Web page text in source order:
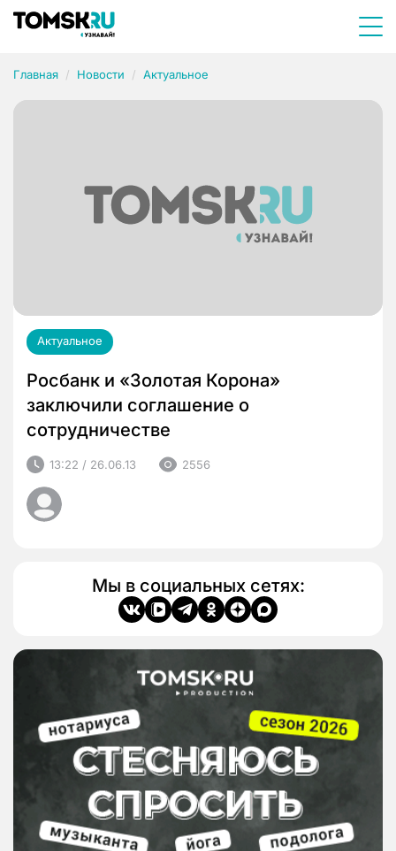
Главная Новости Актуальное
Актуальное
Росбанк и «Золотая Корона»
заключили соглашение о
сотрудничестве
13:22 / 26.06.13 2556
Мы в социальных сетях: